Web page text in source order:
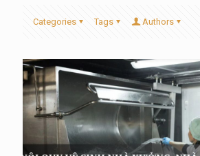
Categories Tags Authors